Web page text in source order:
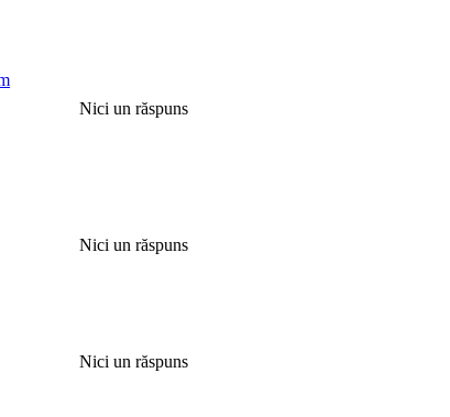
Nici un răspuns
Nici un răspuns
Nici un răspuns